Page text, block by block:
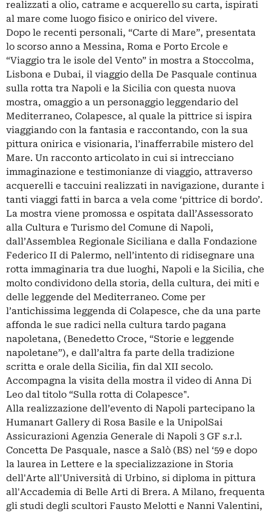
realizzati a olio, catrame e acquerello su carta, ispirati
al mare come luogo fisico e onirico del vivere.
Dopo le recenti personali, “Carte di Mare”, presentata
lo scorso anno a Messina, Roma e Porto Ercole e
“Viaggio tra le isole del Vento” in mostra a Stoccolma,
Lisbona e Dubai, il viaggio della De Pasquale continua
sulla rotta tra Napoli e la Sicilia con questa nuova
mostra, omaggio a un personaggio leggendario del
Mediterraneo, Colapesce, al quale la pittrice si ispira
viaggiando con la fantasia e raccontando, con la sua
pittura onirica e visionaria, l’inafferrabile mistero del
Mare. Un racconto articolato in cui si intrecciano
immaginazione e testimonianze di viaggio, attraverso
acquerelli e taccuini realizzati in navigazione, durante i
tanti viaggi fatti in barca a vela come ‘pittrice di bordo’.
La mostra viene promossa e ospitata dall’Assessorato
alla Cultura e Turismo del Comune di Napoli,
dall’Assemblea Regionale Siciliana e dalla Fondazione
Federico II di Palermo, nell’intento di ridisegnare una
rotta immaginaria tra due luoghi, Napoli e la Sicilia, che
molto condividono della storia, della cultura, dei miti e
delle leggende del Mediterraneo. Come per
l’antichissima leggenda di Colapesce, che da una parte
affonda le sue radici nella cultura tardo pagana
napoletana, (Benedetto Croce, “Storie e leggende
napoletane”), e dall’altra fa parte della tradizione
scritta e orale della Sicilia, fin dal XII secolo.
Accompagna la visita della mostra il video di Anna Di
Leo dal titolo “Sulla rotta di Colapesce".
Alla realizzazione dell’evento di Napoli partecipano la
Humanart Gallery di Rosa Basile e la UnipolSai
Assicurazioni Agenzia Generale di Napoli 3 GF s.r.l.
Concetta De Pasquale, nasce a Salò (BS) nel ‘59 e dopo
la laurea in Lettere e la specializzazione in Storia
dell'Arte all'Università di Urbino, si diploma in pittura
all'Accademia di Belle Arti di Brera. A Milano, frequenta
gli studi degli scultori Fausto Melotti e Nanni Valentini,